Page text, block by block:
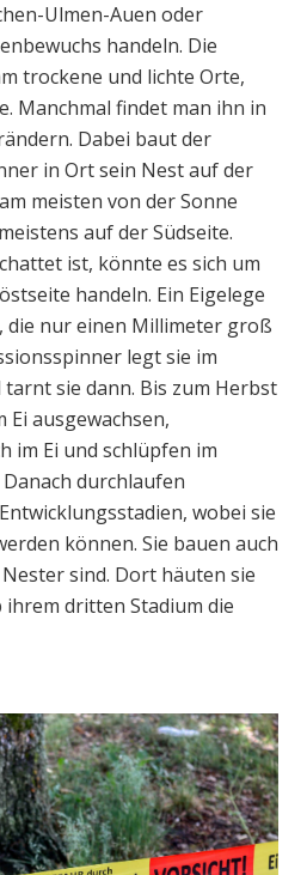
Ulmen-Auen oder
handeln. Die
trockene und lichte Orte,
Manchmal findet man ihn in
Dabei baut der
in Ort sein Nest auf der
meisten von der Sonne
auf der Südseite.
ist, könnte es sich um
handeln. Ein Eigelege
die nur einen Millimeter groß
legt sie im
sie dann. Bis zum Herbst
Ei ausgewachsen,
im Ei und schlüpfen im
durchlaufen
wobei sie
können. Sie bauen auch
sind. Dort häuten sie
dritten Stadium die